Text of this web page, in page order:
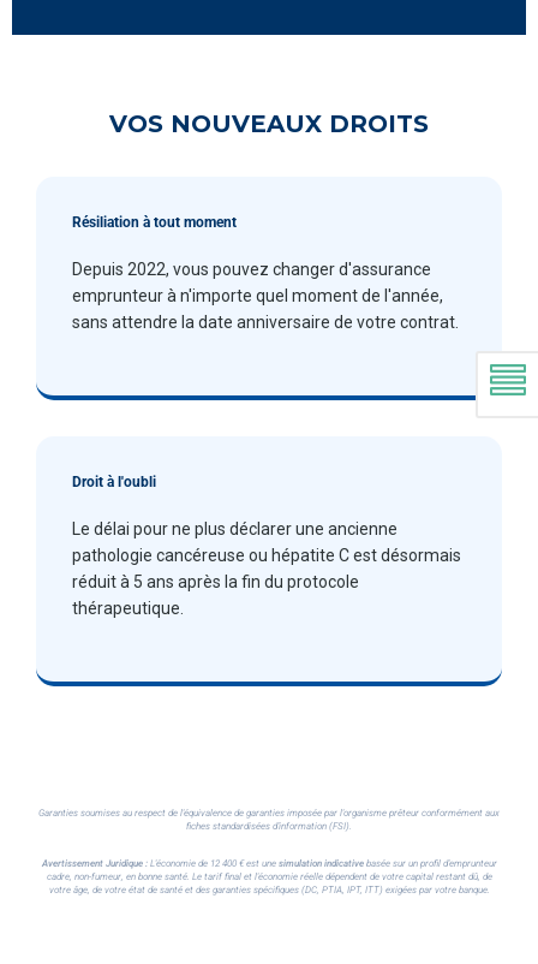
VOS NOUVEAUX DROITS
Résiliation à tout moment
Depuis 2022, vous pouvez changer d'assurance
emprunteur à n'importe quel moment de l'année,
sans attendre la date anniversaire de votre contrat.
Droit à l'oubli
Le délai pour ne plus déclarer une ancienne
pathologie cancéreuse ou hépatite C est désormais
réduit à 5 ans après la fin du protocole
thérapeutique.
Garanties soumises au respect de l'équivalence de garanties imposée par l'organisme prêteur conformément aux
fiches standardisées d'information (FSI).
Avertissement Juridique :L'économie de 12 400 € est une simulation indicativebasée sur un profil d'emprunteur
cadre, non-fumeur, en bonne santé. Le tarif final et l'économie réelle dépendent de votre capital restant dû, de
votre âge, de votre état de santé et des garanties spécifiques (DC, PTIA, IPT, ITT) exigées par votre banque.